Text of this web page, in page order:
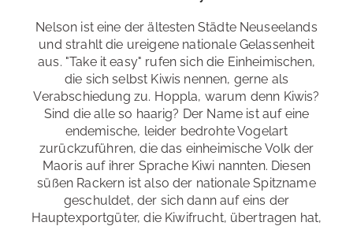
Nelson ist eine der ältesten Städte Neuseelands
und strahlt die ureigene nationale Gelassenheit
aus. "Take it easy" rufen sich die Einheimischen,
die sich selbst Kiwis nennen, gerne als
Verabschiedung zu. Hoppla, warum denn Kiwis?
Sind die alle so haarig? Der Name ist auf eine
endemische, leider bedrohte Vogelart
zurückzuführen, die das einheimische Volk der
Maoris auf ihrer Sprache Kiwi nannten. Diesen
süßen Rackern ist also der nationale Spitzname
geschuldet, der sich dann auf eins der
Hauptexportgüter, die Kiwifrucht, übertragen hat,
Erreichbarkeit: sehr gut - zu Fuß und mit dem Fahrrad
Restaurants und Cafés: in unmittelbarer Nähe
Einkaufsmöglichkeiten: in unmittelbarer Nähe
Sightseeing: in unmittelbarer Nähe
Sprachreise mit Sport
Machen Sie mehr aus Ihrer Sprachreise! Hier eine
Auswahl an Möglichkeiten für eine aktiv Sprachreise:
Surfen, Segeln,Kajak-/ Kanufahren,Tauchen,
Trekking & Wandern,Reiten,Yoga,Mountainbike - und
Fahrradtouren